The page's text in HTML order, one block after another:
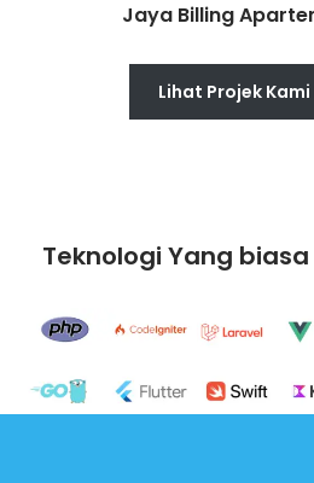
Jaya Billing
Lihat Projek
Teknologi Yang